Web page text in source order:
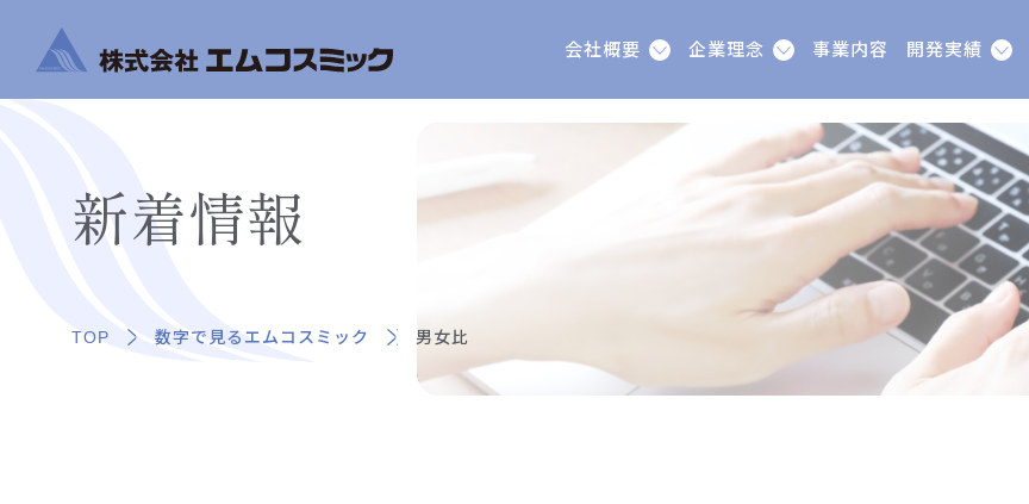
会社概要 企業理念 事業内容 開発実績
新着情報
TOP 数字で見るエムコスミック 男女比